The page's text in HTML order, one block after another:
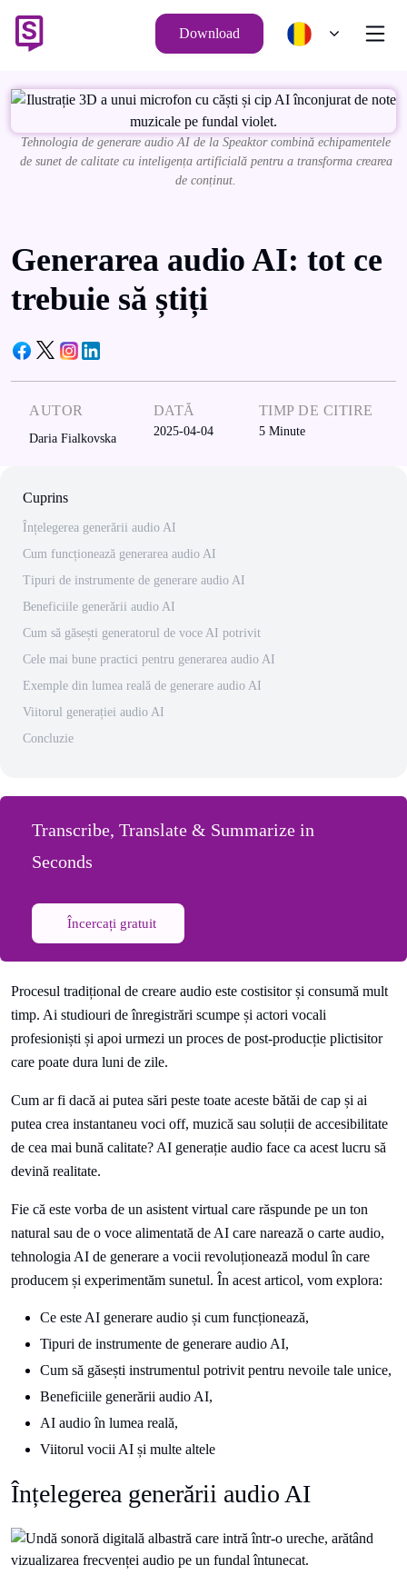
Download
Tehnologia de generare audio AI de la Speaktor combină echipamentele
de sunet de calitate cu inteligența artificială pentru a transforma crearea
de conținut.
Generarea audio AI: tot ce
trebuie să știți
AUTOR
Daria Fialkovska
DATĂ
2025-04-04
TIMP DE CITIRE
5 Minute
Cuprins
Înțelegerea generării audio AI
Cum funcționează generarea audio AI
Tipuri de instrumente de generare audio AI
Beneficiile generării audio AI
Cum să găsești generatorul de voce AI potrivit
Cele mai bune practici pentru generarea audio AI
Exemple din lumea reală de generare audio AI
Viitorul generației audio AI
Concluzie
Transcribe, Translate & Summarize in
Seconds
Încercați gratuit
Procesul tradițional de creare audio este costisitor și consumă mult
timp. Ai studiouri de înregistrări scumpe și actori vocali
profesioniști și apoi urmezi un proces de post-producție plictisitor
care poate dura luni de zile.
Cum ar fi dacă ai putea sări peste toate aceste bătăi de cap și ai
putea crea instantaneu voci off, muzică sau soluții de accesibilitate
de cea mai bună calitate? AI generație audio face ca acest lucru să
devină realitate.
Fie că este vorba de un asistent virtual care răspunde pe un ton
natural sau de o voce alimentată de AI care narează o carte audio,
tehnologia AI de generare a vocii revoluționează modul în care
producem și experimentăm sunetul. În acest articol, vom explora:
Ce este AI generare audio și cum funcționează,
Tipuri de instrumente de generare audio AI,
Cum să găsești instrumentul potrivit pentru nevoile tale unice,
Beneficiile generării audio AI,
AI audio în lumea reală,
Viitorul vocii AI și multe altele
Înțelegerea generării audio AI